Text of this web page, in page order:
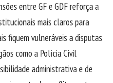
entre GF e GDF reforça a
mais claros para
fiquem vulneráveis a disputas
como a Polícia Civil
administrativa e de